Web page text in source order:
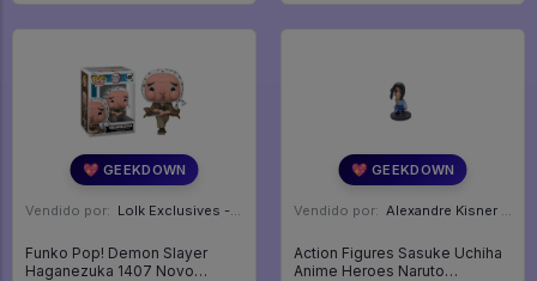
💖 GEEKDOWN
Vendido por: Lolk Exclusives - SP
Funko Pop! Demon Slayer
Haganezuka 1407 Novo
💖 GEEKDOWN
Vendido por: Alexandre Kisner - PR
Action Figures Sasuke Uchiha
Anime Heroes Naruto